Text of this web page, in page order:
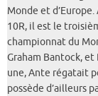
Monde et
10R, il est le
championnat du
Graham Bantock, et
une, Ante régatait
possède d’ailleurs